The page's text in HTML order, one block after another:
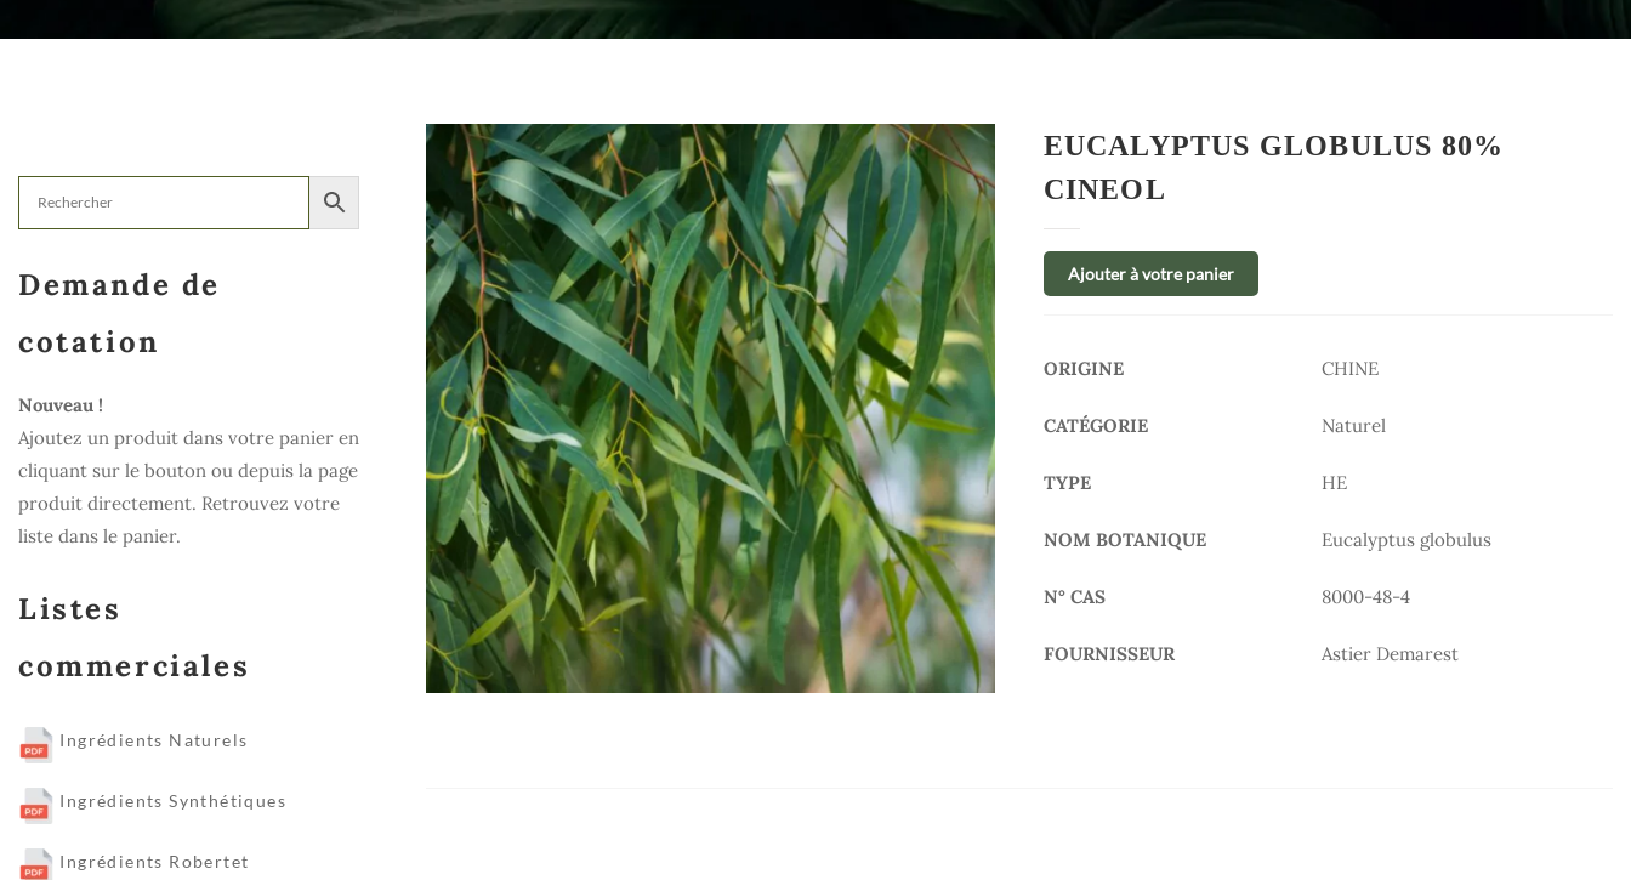
Demande de
cotation
Nouveau !
Ajoutez un produit dans votre panier en
cliquant sur le bouton ou depuis la page
produit directement. Retrouvez votre
liste dans le panier.
Listes
commerciales
Ingrédients Naturels
Ingrédients Synthétiques
Ingrédients Robertet
EUCALYPTUS GLOBULUS 80%
CINEOL
Ajouter à votre panier
ORIGINE CHINE
CATÉGORIE Naturel
TYPE HE
NOM BOTANIQUE Eucalyptus globulus
N° CAS 8000-48-4
FOURNISSEUR Astier Demarest